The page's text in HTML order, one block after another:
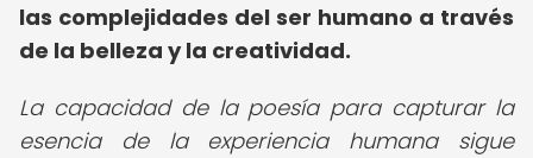
las complejidades del ser humano a través
de la belleza y la creatividad.
La capacidad de la poesía para capturar la
esencia de la experiencia humana sigue